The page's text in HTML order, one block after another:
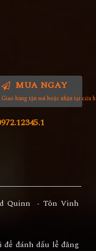
MUA NGAY
Giao hàng tận nơi hoặc nhận tại cửa
Quinn - Tôn Vinh
để đánh dấu lễ đăng